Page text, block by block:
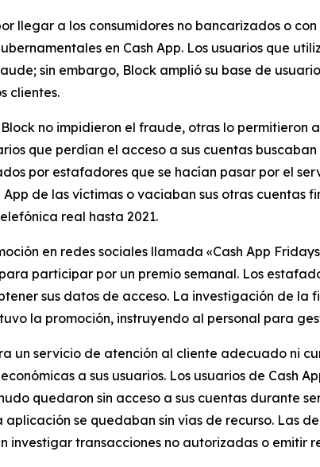
llegar a los consumidores no bancarizados o
en Cash App. Los usuarios que
sin embargo, Block amplió su base de
clientes.
no impidieron el fraude, otras lo permitieron
que perdían el acceso a sus cuentas
por estafadores que se hacían pasar por el
de las víctimas o vaciaban sus otras
real hasta 2021.
en redes sociales llamada «Cash App
participar por un premio semanal. Los
sus datos de acceso. La investigación de
la promoción, instruyendo al personal para
un servicio de atención al cliente adecuado ni
a sus usuarios. Los usuarios de Cash
quedaron sin acceso a sus cuentas durante
se quedaban sin vías de recurso. Las
investigar transacciones no autorizadas o emitir